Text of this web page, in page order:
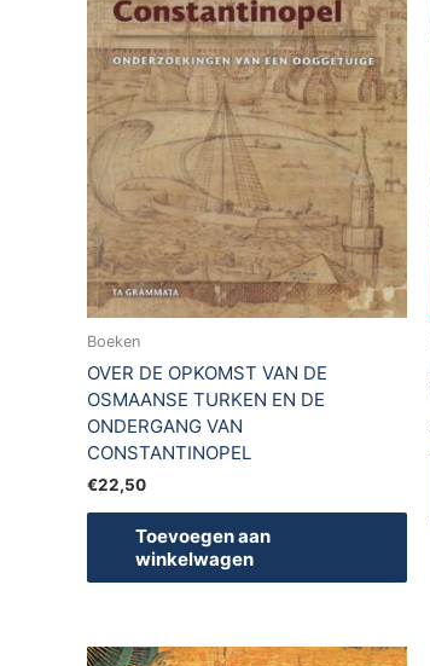
Boeken
OVER DE OPKOMST VAN DE
OSMAANSE TURKEN EN DE
ONDERGANG VAN
CONSTANTINOPEL
€22,50
Toevoegen aan
winkelwagen